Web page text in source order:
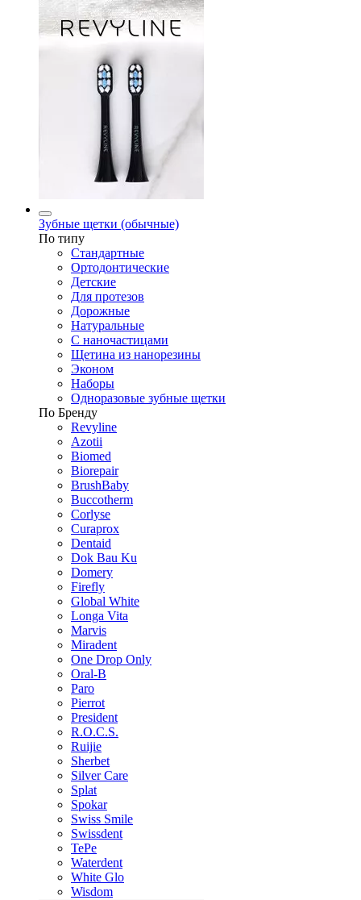
Зубные щетки (обычные)
По типу
Стандартные
Ортодонтические
Детские
Для протезов
Дорожные
Натуральные
С наночастицами
Щетина из нанорезины
Эконом
Наборы
Одноразовые зубные щетки
По Бренду
Revyline
Azotii
Biomed
Biorepair
BrushBaby
Buccotherm
Corlyse
Curaprox
Dentaid
Dok Bau Ku
Domery
Firefly
Global White
Longa Vita
Marvis
Miradent
One Drop Only
Oral-B
Paro
Pierrot
President
R.O.C.S.
Ruijie
Sherbet
Silver Care
Splat
Spokar
Swiss Smile
Swissdent
TePe
Waterdent
White Glo
Wisdom